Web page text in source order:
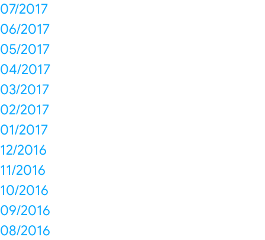
07/2017
06/2017
05/2017
04/2017
03/2017
02/2017
01/2017
12/2016
11/2016
10/2016
09/2016
08/2016